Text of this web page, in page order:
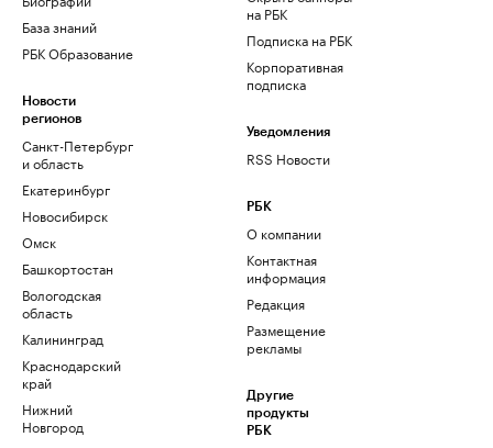
База знаний
РБК Образование
Новости
регионов
Санкт-Петербург
и область
Екатеринбург
Новосибирск
Омск
Башкортостан
Вологодская
область
Калининград
Краснодарский
край
Нижний
Новгород
на РБК
Подписка на РБК
Корпоративная
подписка
Уведомления
RSS Новости
РБК
О компании
Контактная
информация
Редакция
Размещение
рекламы
Другие
продукты
РБК